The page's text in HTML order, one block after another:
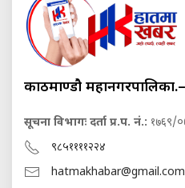
काठमाण्डौ
सूचना विभागः दर्ता प्र.प. नं.: १७६९/
९८५११११२२४
hatmakhabar@gmail.com